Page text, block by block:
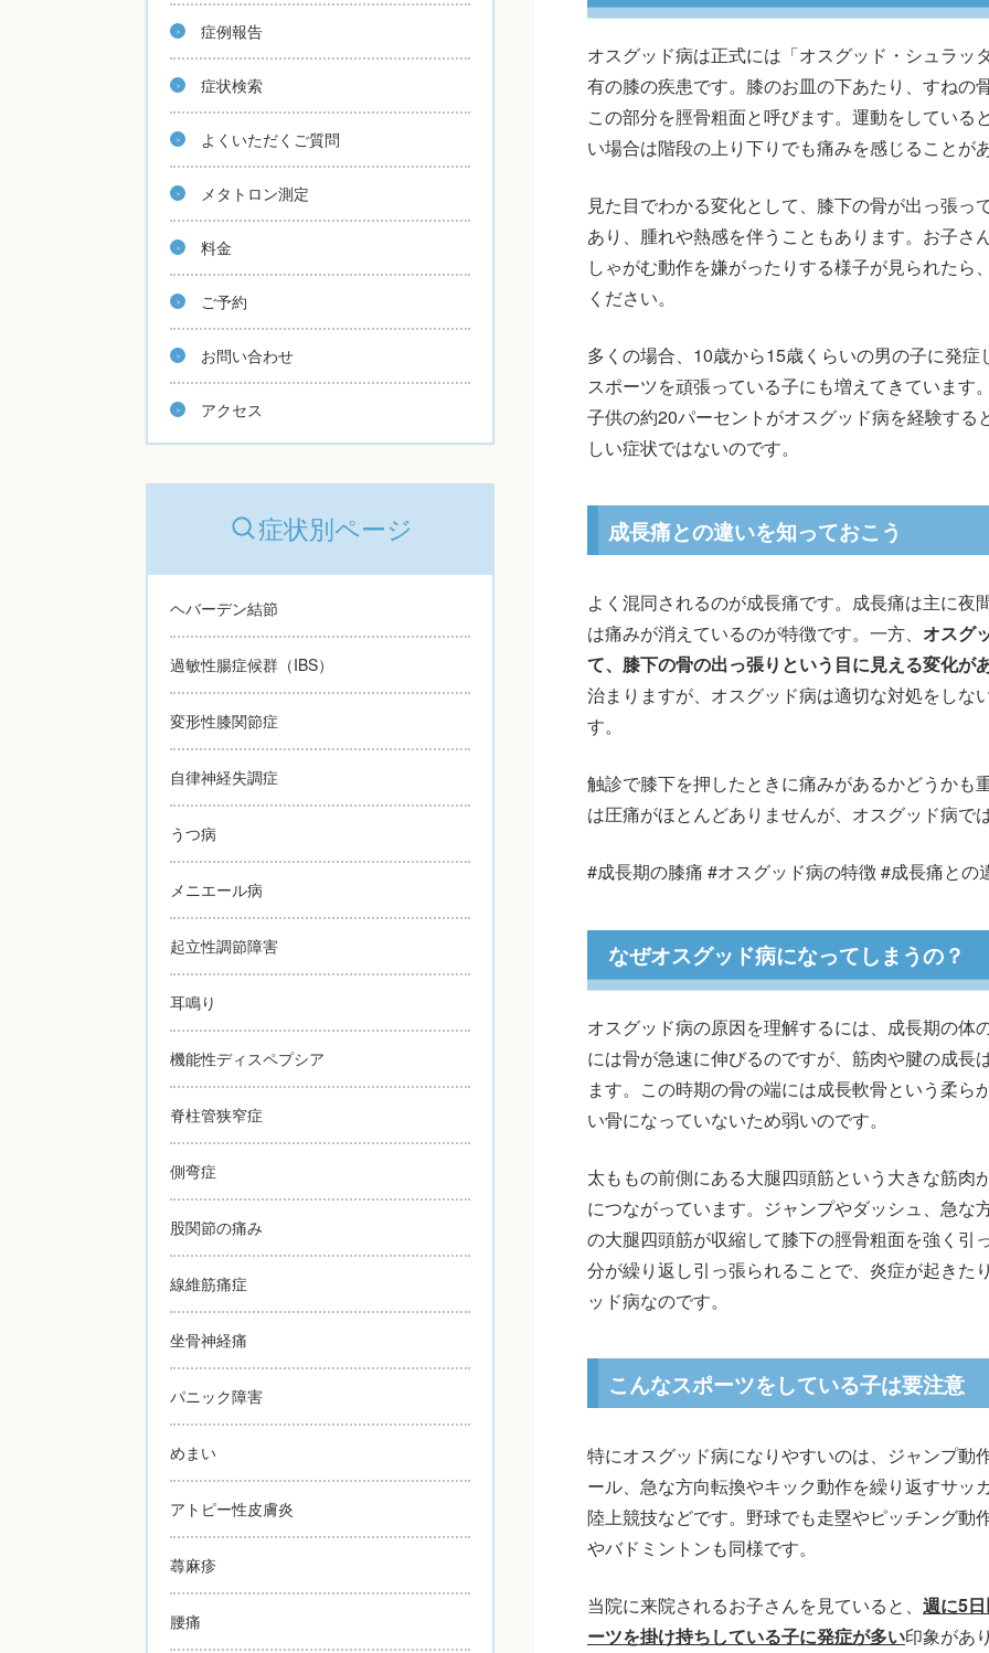
オスグッド病は正式には「オスグッド・シュラッ
有の膝の疾患です。膝のお皿の下あたり、すねの
この部分を脛骨粗面と呼びます。運動をしている
い場合は階段の上り下りでも痛みを感じることが
見た目でわかる変化として、膝下の骨が出っ張っ
あり、腫れや熱感を伴うこともあります。お子さ
しゃがむ動作を嫌がったりする様子が見られたら
ください。
多くの場合、10歳から15歳くらいの男の子に発
スポーツを頑張っている子にも増えてきています
子供の約20パーセントがオスグッド病を経験す
しい症状ではないのです。
成長痛との違いを知っておこう
よく混同されるのが成長痛です。成長痛は主に夜
は痛みが消えているのが特徴です。一方、 オスグ
て、膝下の骨の出っ張りという目に見える変化が
治まりますが、オスグッド病は適切な対処をしな
す。
触診で膝下を押したときに痛みがあるかどうかも
は圧痛がほとんどありませんが、オスグッド病で
#成長期の膝痛 #オスグッド病の特徴 #成長痛と
なぜオスグッド病になってしまうの？
オスグッド病の原因を理解するには、成長期の体
には骨が急速に伸びるのですが、筋肉や腱の成長
ます。この時期の骨の端には成長軟骨という柔ら
い骨になっていないため弱いのです。
太ももの前側にある大腿四頭筋という大きな筋肉
につながっています。ジャンプやダッシュ、急な
の大腿四頭筋が収縮して膝下の脛骨粗面を強く引
分が繰り返し引っ張られることで、炎症が起きた
ッド病なのです。
こんなスポーツをしている子は要注意
特にオスグッド病になりやすいのは、ジャンプ動
ール、急な方向転換やキック動作を繰り返すサッ
陸上競技などです。野球でも走塁やピッチング動
やバドミントンも同様です。
当院に来院されるお子さんを見ていると、 週に5
ーツを掛け持ちしている子に発症が多い印象があ
症例報告
症状検索
よくいただくご質問
メタトロン測定
料金
ご予約
お問い合わせ
アクセス
症状別ページ
ヘバーデン結節
過敏性腸症候群（IBS）
変形性膝関節症
自律神経失調症
うつ病
メニエール病
起立性調節障害
耳鳴り
機能性ディスペプシア
脊柱管狭窄症
側弯症
股関節の痛み
線維筋痛症
坐骨神経痛
パニック障害
めまい
アトピー性皮膚炎
蕁麻疹
腰痛